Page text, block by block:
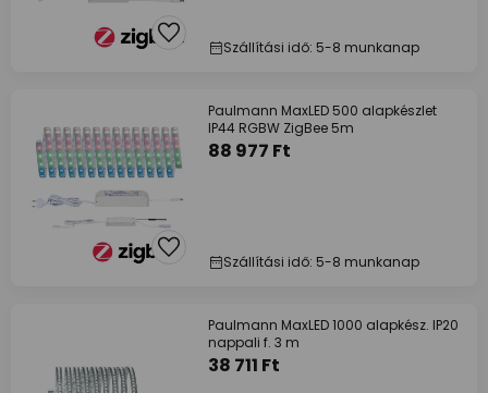
Szállítási idő: 5-8 munkanap
Paulmann MaxLED 500 alapkészlet
IP44 RGBW ZigBee 5m
88 977 Ft
Szállítási idő: 5-8 munkanap
Paulmann MaxLED 1000 alapkész. IP20
nappali f. 3 m
38 711 Ft